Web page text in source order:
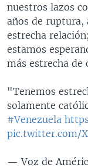
nuestros lazos
años de ruptura,
estrecha
estamos
más estrecha
"Tenemos
solamente
#Venezuela
pic.twitter.com/
— Voz de